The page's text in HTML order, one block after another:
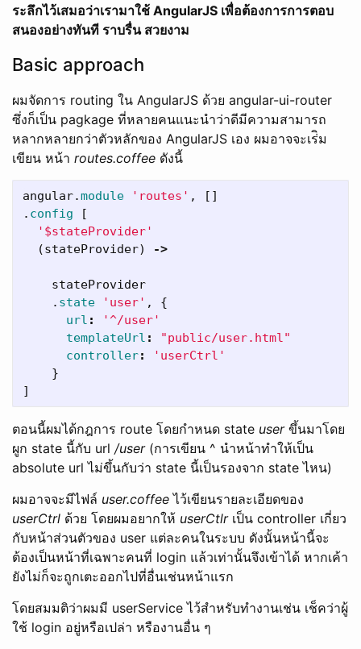
ระลึกไว้เสมอว่าเรามาใช้ AngularJS เพื่อต้องการการตอบ
สนองอย่างทันที ราบรื่น สวยงาม
Basic approach
ผมจัดการ routing ใน AngularJS ด้วย angular-ui-router
ซึ่งก็เป็น pagkage ที่หลายคนแนะนำว่าดีมีความสามารถ
หลากหลายกว่าตัวหลักของ AngularJS เอง ผมอาจจะเร่ิม
เขียน หน้า routes.coffee ดังนี้
angular.module 'routes' ,
[]
. config
[
'$stateProvider'
(stateProvider) ->
stateProvider
. state 'user' ,
{
url :
'^/user'
templateUrl :
"public/user.html"
controller:
'userCtrl'
}
]
ตอนนี้ผมได้กฎการ route โดยกำหนด state userขึ้นมาโดย
ผูก state นี้กับ url /user(การเขียน ^ นำหน้าทำให้เป็น
absolute url ไม่ขึ้นกับว่า state นี้เป็นรองจาก state ไหน)
ผมอาจจะมีไฟล์ user.coffee ไว้เขียนรายละเอียดของ
userCtrl ด้วย โดยผมอยากให้ userCtlrเป็น controller เกี่ยว
กับหน้าส่วนตัวของ user แต่ละคนในระบบ ดังนั้นหน้านี้จะ
ต้องเป็นหน้าที่เฉพาะคนที่ login แล้วเท่านั้นจึงเข้าได้ หากเค้า
ยังไม่ก็จะถูกเตะออกไปที่อื่นเช่นหน้าแรก
โดยสมมติว่าผมมี userService ไว้สำหรับทำงานเช่น เช็คว่าผู้
ใช้ login อยู่หรือเปล่า หรืองานอื่น ๆ